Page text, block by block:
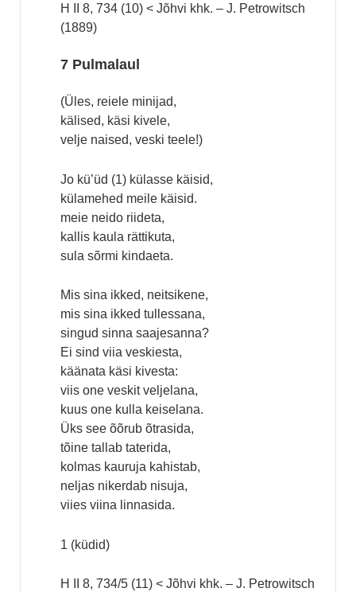
H II 8, 734 (10) < Jõhvi khk. – J. Petrowitsch
(1889)
7 Pulmalaul
(Üles, reiele minijad,
kälised, käsi kivele,
velje naised, veski teele!)
Jo kü’üd (1) külasse käisid,
külamehed meile käisid.
meie neido riideta,
kallis kaula rättikuta,
sula sõrmi kindaeta.
Mis sina ikked, neitsikene,
mis sina ikked tullessana,
singud sinna saajesanna?
Ei sind viia veskiesta,
käänata käsi kivesta:
viis one veskit veljelana,
kuus one kulla keiselana.
Üks see õõrub õtrasida,
tõine tallab taterida,
kolmas kauruja kahistab,
neljas nikerdab nisuja,
viies viina linnasida.
1 (küdid)
H II 8, 734/5 (11) < Jõhvi khk. – J. Petrowitsch